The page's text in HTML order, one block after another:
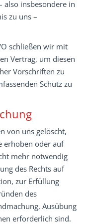
also insbesondere in
zu uns –
schließen wir mit
Vertrag, um diesen
Vorschriften zu
Schutz zu
von uns gelöscht,
erhoben oder auf
mehr notwendig
des Rechts auf
zur Erfüllung
des
Ausübung
erforderlich sind.